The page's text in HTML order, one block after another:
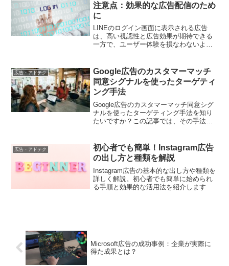
注意点：効果的な広告配信のため
に
LINEのログイン画面に表示される広告
は、高い視認性と広告効果が期待できる
一方で、ユーザー体験を損なわないよう
な広告配信を行うための注意点を紹介し
ます。
広告・アドテク
Google広告のカスタマーマッチ
同意シグナルを使ったターゲティ
ング手法
Google広告のカスタマーマッチ同意シグ
ナルを使ったターゲティング手法を知り
たいですか？この記事では、その手法や
広告・アドテク
初心者でも簡単！Instagram広告
の出し方と種類を解説
Instagram広告の基本的な出し方や種類を
詳しく解説。初心者でも簡単に始められ
る手順と効果的な活用法を紹介します
Microsoft広告の成功事例：企業が実際に
得た成果とは？